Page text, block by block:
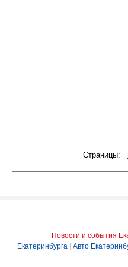
Страницы:
Новости и события
Екатеринбурга
Авто